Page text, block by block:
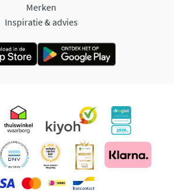
Merken
Inspiratie & advies